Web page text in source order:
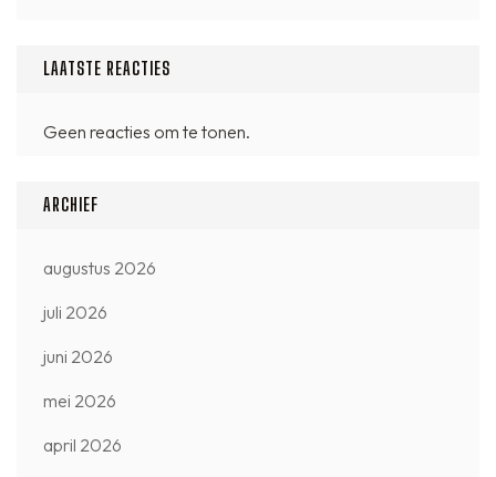
LAATSTE REACTIES
Geen reacties om te tonen.
ARCHIEF
augustus 2026
juli 2026
juni 2026
mei 2026
april 2026